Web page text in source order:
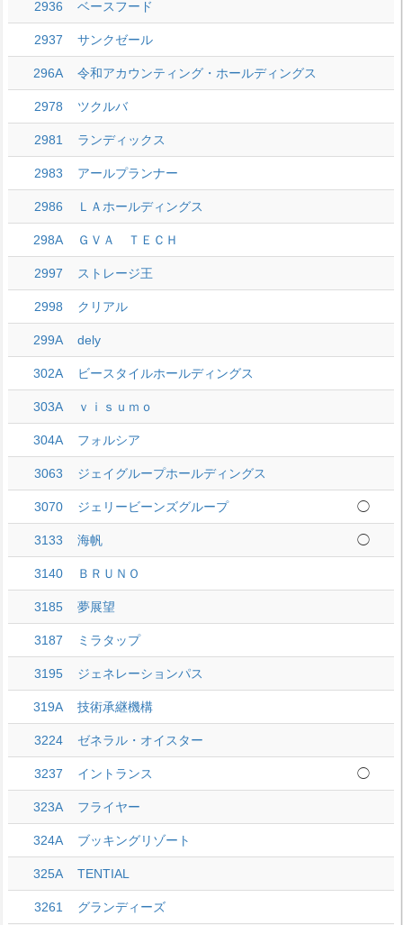
2936 ベースフード
2937 サンクゼール
296A 令和アカウンティング・ホールディングス
2978 ツクルバ
2981 ランディックス
2983 アールプランナー
2986 ＬＡホールディングス
298A ＧＶＡ ＴＥＣＨ
2997 ストレージ王
2998 クリアル
299A dely
302A ビースタイルホールディングス
303A ｖｉｓｕｍｏ
304A フォルシア
3063 ジェイグループホールディングス
3070 ジェリービーンズグループ ◯
3133 海帆 ◯
3140 ＢＲＵＮＯ
3185 夢展望
3187 ミラタップ
3195 ジェネレーションパス
319A 技術承継機構
3224 ゼネラル・オイスター
3237 イントランス ◯
323A フライヤー
324A ブッキングリゾート
325A TENTIAL
3261 グランディーズ